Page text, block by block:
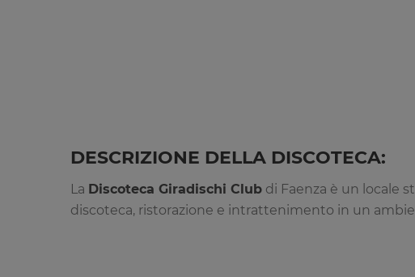
DESCRIZIONE DELLA DISCOTECA:
La Discoteca Giradischi Club di Faenza è un locale
discoteca, ristorazione e intrattenimento in un
è una struttura
qualità. Il locale mantiene un’atmosfera elegante e